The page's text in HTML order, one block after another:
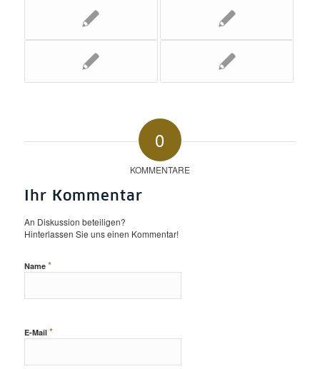
0
KOMMENTARE
Ihr Kommentar
An Diskussion beteiligen?
Hinterlassen Sie uns einen Kommentar!
Name *
E-Mail *